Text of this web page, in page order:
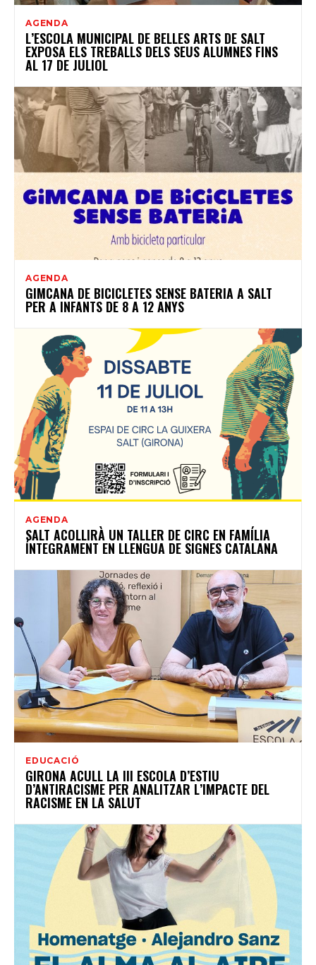
AGENDA
L’ESCOLA MUNICIPAL DE BELLES ARTS DE SALT
EXPOSA ELS TREBALLS DELS SEUS ALUMNES FINS
AL 17 DE JULIOL
AGENDA
GIMCANA DE BICICLETES SENSE BATERIA A SALT
PER A INFANTS DE 8 A 12 ANYS
AGENDA
SALT ACOLLIRÀ UN TALLER DE CIRC EN FAMÍLIA
ÍNTEGRAMENT EN LLENGUA DE SIGNES CATALANA
EDUCACIÓ
GIRONA ACULL LA III ESCOLA D’ESTIU
D’ANTIRACISME PER ANALITZAR L’IMPACTE DEL
RACISME EN LA SALUT